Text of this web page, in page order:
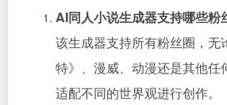
AI同人小说生成器支持哪些粉
该生成器支持所有粉丝圈，无
特》、漫威、动漫还是其他任
适配不同的世界观进行创作。